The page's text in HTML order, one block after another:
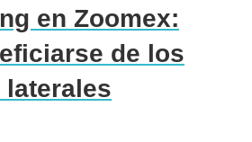
en Zoomex:
de los